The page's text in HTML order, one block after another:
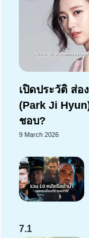
เปิดประวัติ ส่
(Park Ji
ชอบ?
9 March 2026
7.1